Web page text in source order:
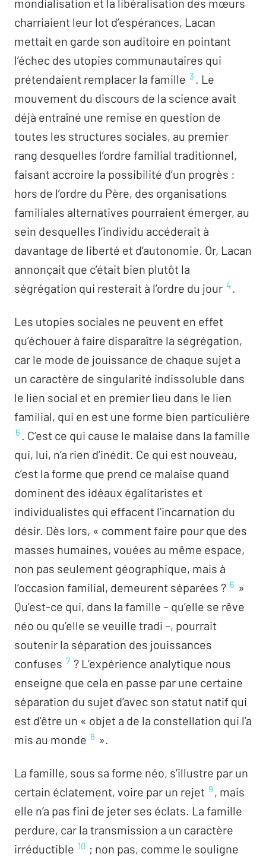
Le sens de l’arrachement
Enseignements de la clinique
Dire (que) non
– Els Van Compernolle
Une famille malgré tout
– Bruno de Halleux
Asphyxie
– Anne Béraud
Les deux frères de la mère – Nathalie Crame
Une minute !– Julia Virgós Pedreira
En suivant Dario, pas sans sa famille
Massimiliano Rielli
La recette
– Camille Gérard
Lectures
Un enfant à la prison du Temple– France Jaigu
L’écriture comme voie de sortie– Olivia
Bellanco
La famille incorporée
– Susana Brigoni
L’amour en famille
– Françoise Denan
Regards et chuchotements – Pénélope Fay
Entre aristotélisme et objet a – Gleb
Napreenko
La famille et la dot
– Anna Pigkou
Derrière les paravents d’un non-dit familial
–
Bruno Alivon
mondialisation et la libéralisation des mœurs
charriaient leur lot d’espérances, Lacan
mettait en garde son auditoire en pointant
l’échec des utopies communautaires qui
prétendaient remplacer la famille 3 . Le
mouvement du discours de la science avait
déjà entraîné une remise en question de
toutes les structures sociales, au premier
rang desquelles l’ordre familial traditionnel,
faisant accroire la possibilité d’un progrès :
hors de l’ordre du Père, des organisations
familiales alternatives pourraient émerger, au
sein desquelles l’individu accéderait à
davantage de liberté et d’autonomie. Or, Lacan
annonçait que c’était bien plutôt la
ségrégation qui resterait à l’ordre du jour 4.
Les utopies sociales ne peuvent en effet
qu’échouer à faire disparaître la ségrégation,
car le mode de jouissance de chaque sujet a
un caractère de singularité indissoluble dans
le lien social et en premier lieu dans le lien
familial, qui en est une forme bien particulière
5 . C’est ce qui cause le malaise dans la famille
qui, lui, n’a rien d’inédit. Ce qui est nouveau,
c’est la forme que prend ce malaise quand
dominent des idéaux égalitaristes et
individualistes qui effacent l’incarnation du
désir. Dès lors, « comment faire pour que des
masses humaines, vouées au même espace,
non pas seulement géographique, mais à
l’occasion familial, demeurent séparées ? 6 »
Qu’est-ce qui, dans la famille – qu’elle se rêve
néo ou qu’elle se veuille tradi –, pourrait
soutenir la séparation des jouissances
confuses 7 ? L’expérience analytique nous
enseigne que cela en passe par une certaine
séparation du sujet d’avec son statut natif qui
est d’être un « objet a de la constellation qui l’a
mis au monde 8 ».
La famille, sous sa forme néo, s’illustre par un
certain éclatement, voire par un rejet 9 , mais
elle n’a pas fini de jeter ses éclats. La famille
perdure, car la transmission a un caractère
irréductible 10 ; non pas, comme le souligne